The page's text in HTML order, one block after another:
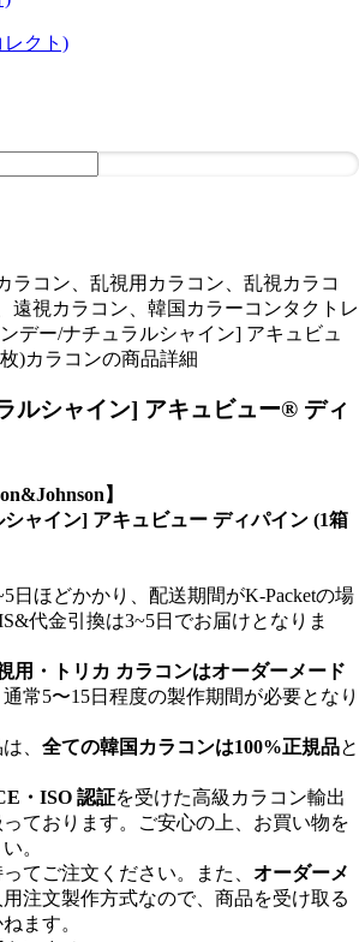
レクト)
ラコン、乱視用カラコン、乱視カラコ
遠視カラコン、韓国カラーコンタクトレ
デー/ナチュラルシャイン] アキュビュ
)カラコンの商品詳細
ルシャイン] アキュビュー® ディ
】
ャイン] アキュビュー ディパイン (1箱
日ほどかかり、配送期間がK-Packetの場
代金引換は3~5日でお届けとなりま
用・トリカ カラコンはオーダーメード
通常5〜15日程度の製作期間が必要となり
、 全ての韓国カラコンは100%正規品と
・ISO 認証を受けた高級カラコン輸出
ております。ご安心の上、お買い物を
。
てご注文ください。また、 オーダーメ
注文製作方式なので、商品を受け取る
ます。